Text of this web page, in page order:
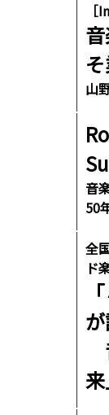
山
音
50
全
ド
来